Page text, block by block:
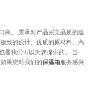
商。 秉承对产品完美品质的追
致的设计、优质的原材料、高
是我们可以为您提供的。 当
果您对我们的保温箱服务感兴